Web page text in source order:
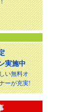
実施中
い無料オ
ーが充実!